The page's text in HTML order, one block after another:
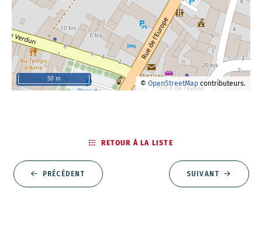
© OpenStreetMap contributeurs.
50 m
PRÉCÉDENT
RETOUR À LA LISTE
SUIVANT